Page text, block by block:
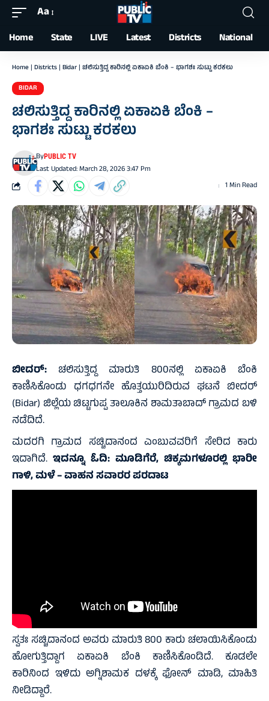
Font
Resizer
Aa
Home State LIVE Latest Districts National
Home | Districts | Bidar | ಚಲಿಸುತ್ತಿದ್ದ ಕಾರಿನಲ್ಲಿ ಏಕಾಏಕಿ ಬೆಂಕಿ – ಭಾಗಶಃ ಸುಟ್ಟು ಕರಕಲು
BIDAR
ಚಲಿಸುತ್ತಿದ್ದ ಕಾರಿನಲ್ಲಿ ಏಕಾಏಕಿ ಬೆಂಕಿ –
ಭಾಗಶಃ ಸುಟ್ಟು ಕರಕಲು
Last Updated: March 28, 2026 3:47 Pm
ByPUBLIC TV
1 Min Read
ಬೀದರ್: ಚಲಿಸುತ್ತಿದ್ದ ಮಾರುತಿ 800ನಲ್ಲಿ ಏಕಾಏಕಿ ಬೆಂಕಿ
ಕಾಣಿಸಿಕೊಂಡು ಧಗಧಗನೇ ಹೊತ್ತಯುರಿದಿರುವ ಘಟನೆ ಬೀದರ್
(Bidar) ಜಿಲ್ಲೆಯ ಚಿಟ್ಟಗುಪ್ಪ ತಾಲೂಕಿನ ಶಾಮತಾಬಾದ್ ಗ್ರಾಮದ ಬಳಿ
ನಡೆದಿದೆ.
ಮದರಗಿ ಗ್ರಾಮದ ಸಚ್ಚಿದಾನಂದ ಎಂಬುವವರಿಗೆ ಸೇರಿದ ಕಾರು
ಇದಾಗಿದೆ. ಇದನ್ನೂ ಓದಿ: ಮೂಡಿಗೆರೆ, ಚಿಕ್ಕಮಗಳೂರಲ್ಲಿ ಭಾರೀ
ಗಾಳಿ, ಮಳೆ – ವಾಹನ ಸವಾರರ ಪರದಾಟ
ಸ್ವತಃ ಸಚ್ಚಿದಾನಂದ ಅವರು ಮಾರುತಿ 800 ಕಾರು ಚಲಾಯಿಸಿಕೊಂಡು
ಹೋಗುತ್ತಿದ್ದಾಗ ಏಕಾಏಕಿ ಬೆಂಕಿ ಕಾಣಿಸಿಕೊಂಡಿದೆ. ಕೂಡಲೇ
ಕಾರಿನಿಂದ ಇಳಿದು ಅಗ್ನಿಶಾಮಕ ದಳಕ್ಕೆ ಫೋನ್ ಮಾಡಿ, ಮಾಹಿತಿ
ನೀಡಿದ್ದಾರೆ.